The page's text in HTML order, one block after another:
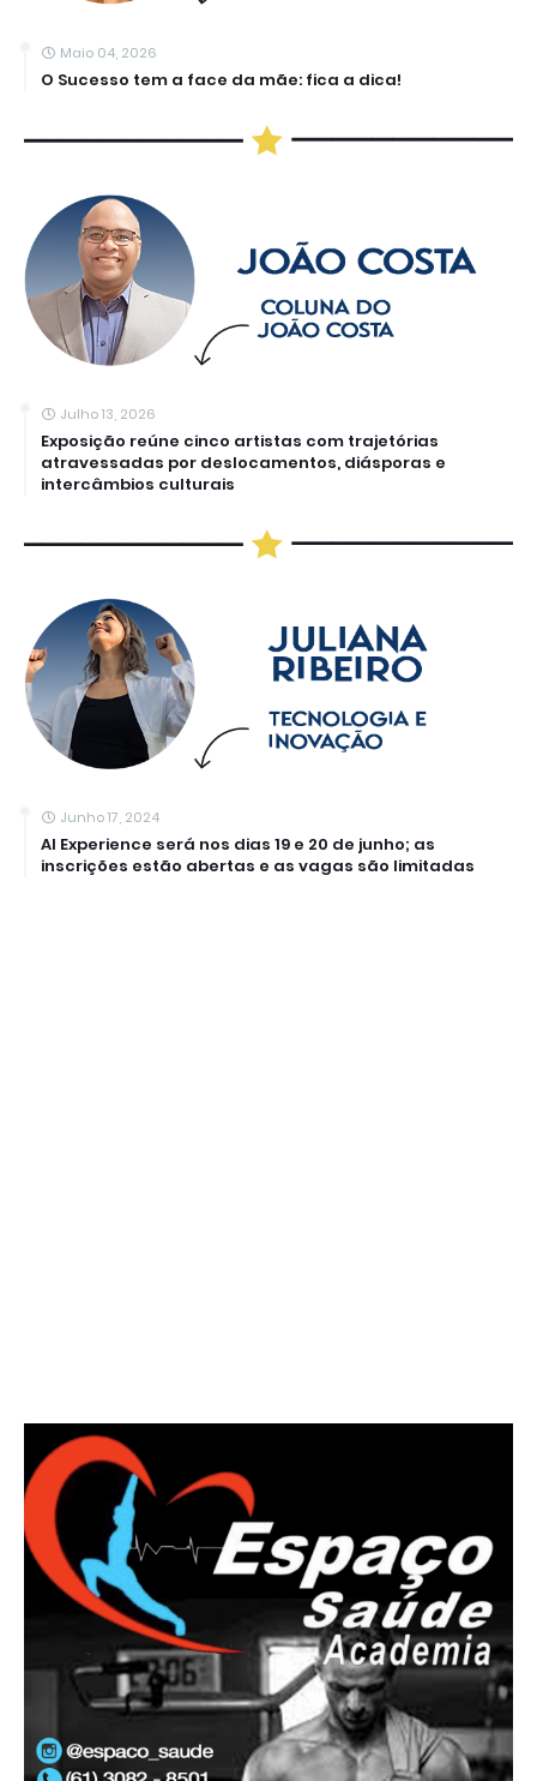
Maio 04, 2026
O Sucesso tem a face da mãe: fica a dica!
Julho 13, 2026
Exposição reúne cinco artistas com trajetórias
atravessadas por deslocamentos, diásporas e
intercâmbios culturais
Junho 17, 2024
AI Experience será nos dias 19 e 20 de junho; as
inscrições estão abertas e as vagas são limitadas